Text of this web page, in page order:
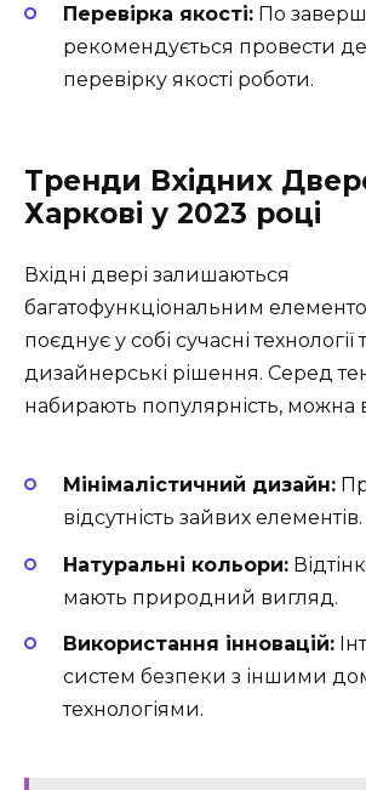
Перевірка якості: По
рекомендується провести
перевірку якості роботи.
Тренди Вхідних
Харкові у 2023 році
Вхідні двері залишаються
багатофункціональним
поєднує у собі сучасні технології
дизайнерські рішення. Серед
набирають популярність, можна
Мінімалістичний дизайн:
відсутність зайвих елементів.
Натуральні кольори:
мають природний вигляд.
Використання інновацій:
систем безпеки з іншими
технологіями.